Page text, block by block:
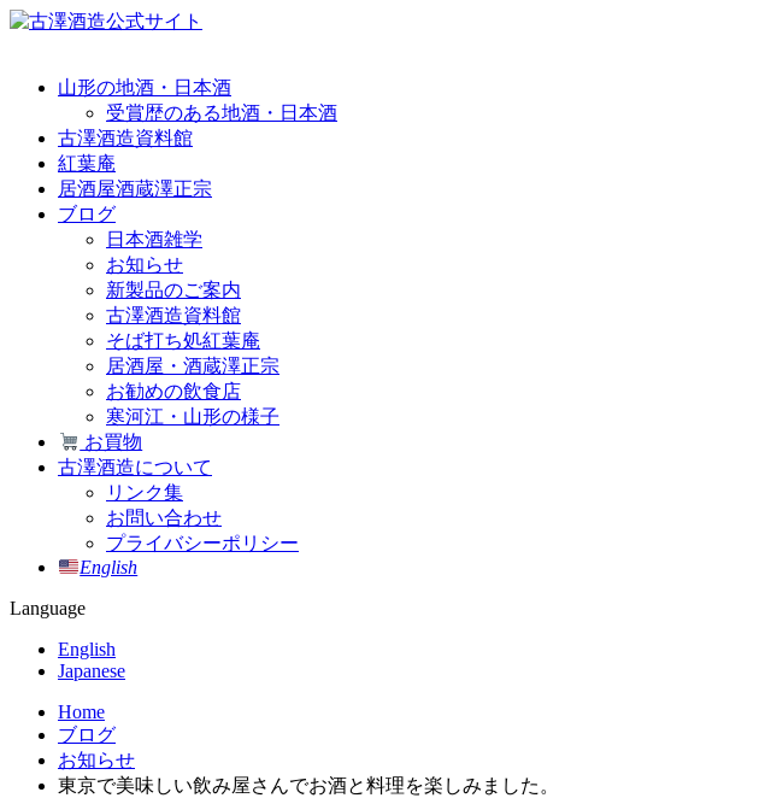
山形の地酒・日本酒
受賞歴のある地酒・日本酒
古澤酒造資料館
紅葉庵
居酒屋酒蔵澤正宗
ブログ
日本酒雑学
お知らせ
新製品のご案内
古澤酒造資料館
そば打ち処紅葉庵
居酒屋・酒蔵澤正宗
お勧めの飲食店
寒河江・山形の様子
お買物
古澤酒造について
リンク集
お問い合わせ
プライバシーポリシー
English
Language
English
Japanese
Home
ブログ
お知らせ
東京で美味しい飲み屋さんでお酒と料理を楽しみました。